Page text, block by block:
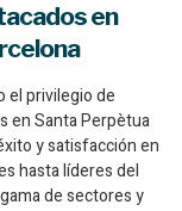
en
el privilegio de
en Santa Perpètua
y satisfacción en
hasta líderes del
de sectores y